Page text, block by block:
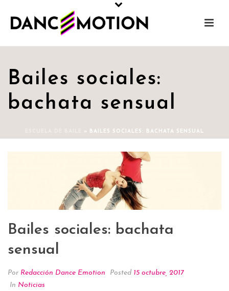
Bailes sociales:
bachata sensual
» BAILES SOCIALES: BACHATA SENSUAL
Bailes sociales: bachata
sensual
Por Redacción Dance Emotion Posted 15 octubre, 2017
In Noticias